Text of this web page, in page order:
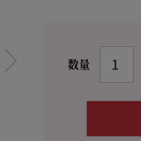
お土産・ギフト 贈る人に